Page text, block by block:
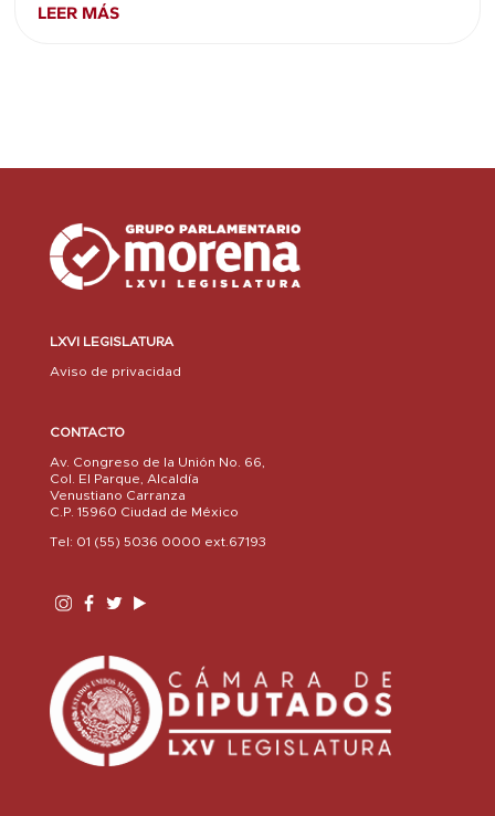
LEER MÁS
LXVI LEGISLATURA
Aviso de privacidad
CONTACTO
Av. Congreso de la Unión No. 66,
Col. El Parque, Alcaldía
Venustiano Carranza
C.P. 15960 Ciudad de México
Tel: 01 (55) 5036 0000 ext.67193